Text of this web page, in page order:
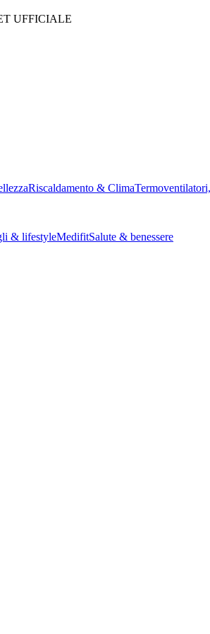
UFFICIALE
Riscaldamento & Clima
& lifestyleMedifitSalute & benessere